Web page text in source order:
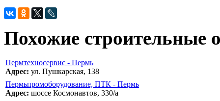
Похожие строительные
Пермтехносервис - Пермь
Адрес: ул. Пушкарская, 138
Пермьпромоборудование, ПТК - Пермь
Адрес: шоссе Космонавтов, 330/а